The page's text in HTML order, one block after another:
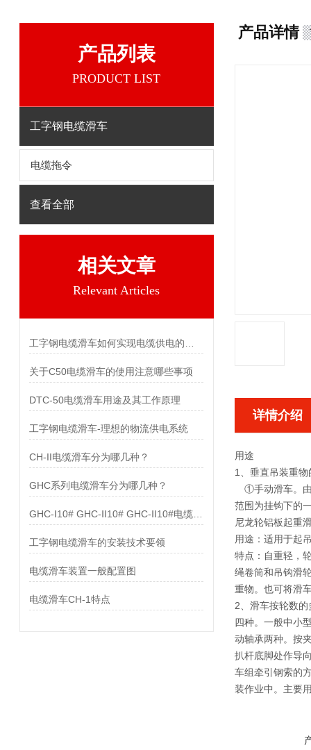
产品列表
PRODUCT LIST
工字钢电缆滑车
电缆拖令
查看全部
相关文章
Relevant Articles
关于C50电缆滑车的使用注意哪些事项
DTC-50电缆滑车用途及其工作原理
工字钢电缆滑车-理想的物流供电系统
CH-II电缆滑车分为哪几种？
GHC系列电缆滑车分为哪几种？
工字钢电缆滑车的安装技术要领
电缆滑车装置一般配置图
电缆滑车CH-1特点
产品详情
详情介绍
用途
1、垂直吊装重
①手动滑车。由
范围为挂钩下
尼龙轮铝板起
用途：适用于
特点：自重轻，
绳卷筒和吊钩滑
重物。也可将滑
2、滑车按轮数
四种。一般中小
动轴承两种。按
扒杆底脚处作导
车组牵引钢索的
装作业中。主要